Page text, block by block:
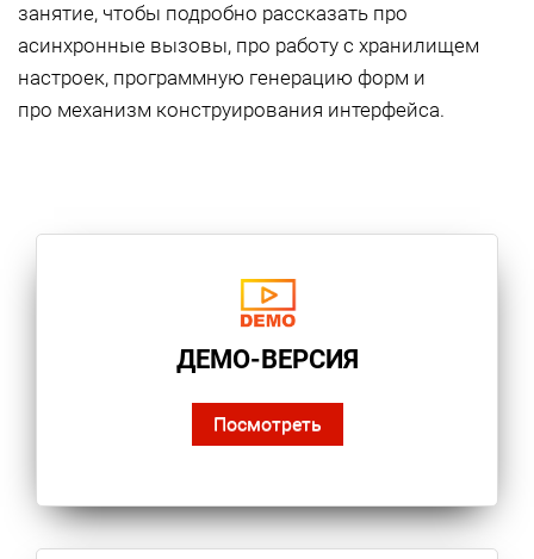
занятие, чтобы подробно рассказать про
асинхронные вызовы, про работу с хранилищем
настроек, программную генерацию форм и
про механизм конструирования интерфейса.
ДЕМО-ВЕРСИЯ
Посмотреть